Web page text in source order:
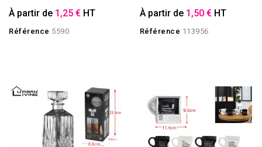
À partir de 1,25 € HT
Référence 5590
À partir de 1,50 € HT
Référence 113956